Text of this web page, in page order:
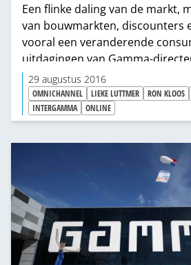
Een flinke daling van de markt,
van bouwmarkten, discounters
vooral een veranderende
uitdagingen van Gamma-
prijst zich gelukkig in het midden
alle marktleiders – en doet met
dingen die hij moet doen.
omnichannel-retail, samen met
directeur Lieke Luttmer.
29 augustus 2016
OMNICHANNEL LIEKE LUTTMER RON KLOOS
INTERGAMMA
ONLINE